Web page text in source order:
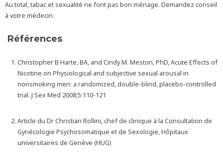
Au total, tabac et sexualité ne font pas bon ménage. Demandez conseil
à votre médecin.
Références
Christopher B Harte, BA, and Cindy M. Meston, PhD, Acute Effects of
Nicotine on Physiological and subjective sexual arousal in
nonsmoking men: a randomized, double-blind, placebo-controlled
trial. J Sex Med 2008;5:110-121
Article du Dr Christian Rollini, chef de clinique à la Consultation de
Gynécologie Psychosomatique et de Sexologie, Hôpitaux
universitaires de Genève (HUG)